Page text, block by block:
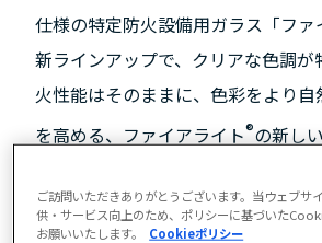
仕様の特定防火設備用ガラス「ファ
新ラインアップで、クリアな色調が
火性能はそのままに、色彩をより
を高める、ファイアライト®の新し
ご訪問いただきありがとうございます。当ウェブサ
供・サービス向上のため、ポリシーに基づいた
お願いいたします。
Cookieポリシー